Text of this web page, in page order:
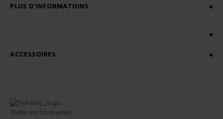
PLUS D'INFORMATIONS
ACCESSOIRES
There are no reviews